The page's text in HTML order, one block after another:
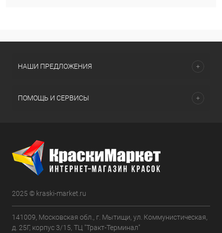
НАШИ ПРЕДЛОЖЕНИЯ
ПОМОЩЬ И СЕРВИСЫ
2025 © kraski-market.ru
141009, Московская обл., г. Мытищи, ул. Коммунистическая,
д. 25Г, корпус 3/15, ТЦ "Тракт-Терминал"